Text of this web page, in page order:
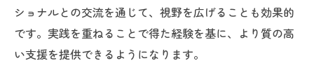
ショナルとの交流を通じて、視野を広げることも効果的
です。実践を重ねることで得た経験を基に、より質の高
い支援を提供できるようになります。